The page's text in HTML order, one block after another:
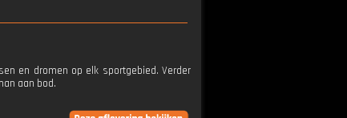
en dromen op elk sportgebied. Verder
aan bod.